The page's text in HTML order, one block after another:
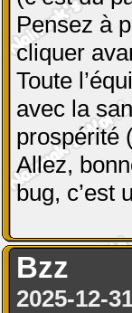
Pensez à
cliquer
Toute
avec la
prospérité
Allez,
bug, c’est
Bzz
2025-12-